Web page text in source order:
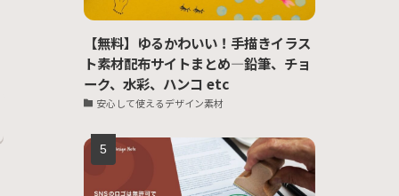
【無料】ゆるかわいい！手描きイラス
ト素材配布サイトまとめ―鉛筆、チョ
ーク、水彩、ハンコ etc
安心して使えるデザイン素材